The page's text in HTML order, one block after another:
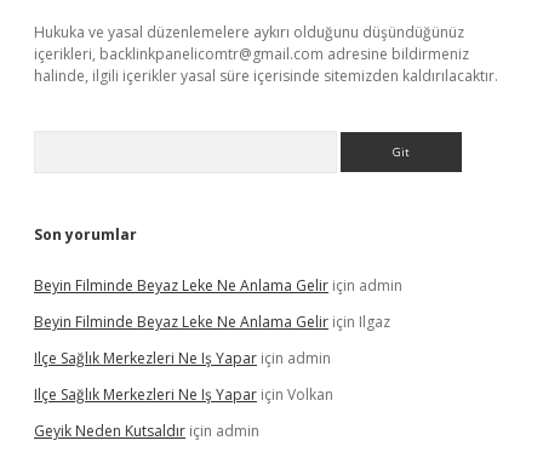
Hukuka ve yasal düzenlemelere aykırı olduğunu düşündüğünüz
içerikleri, backlinkpanelicomtr@gmail.com adresine bildirmeniz
halinde, ilgili içerikler yasal süre içerisinde sitemizden kaldırılacaktır.
Son yorumlar
Beyin Filminde Beyaz Leke Ne Anlama Gelir için admin
Beyin Filminde Beyaz Leke Ne Anlama Gelir için Ilgaz
Ilçe Sağlık Merkezleri Ne Iş Yapar için admin
Ilçe Sağlık Merkezleri Ne Iş Yapar için Volkan
Geyik Neden Kutsaldır için admin